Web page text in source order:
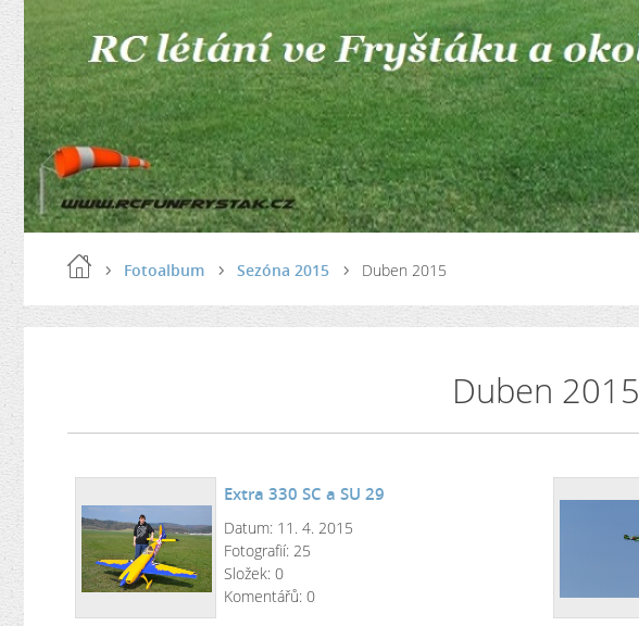
Fotoalbum Sezóna 2015 Duben 2015
Duben 2015
Extra 330 SC a SU 29
Datum: 11. 4. 2015
Fotografií: 25
Složek: 0
Komentářů: 0